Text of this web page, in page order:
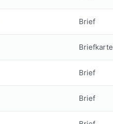
Brief
Briefkarte
Brief
Brief